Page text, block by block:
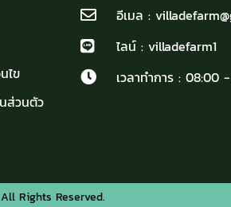
ไข
ส่วนตัว
อีเมล :
ไลน์ : villadefarm1
เวลาทำการ : 08:00
Rights Reserved.